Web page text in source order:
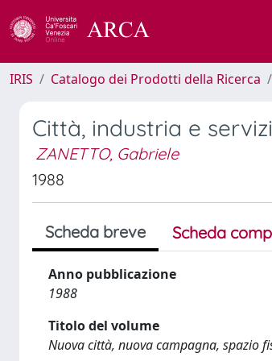
IRIS Catalogo dei Prodotti della Ricerca
Città, industria e
ZANETTO, Gabriele
1988
Scheda breve Scheda
Anno pubblicazione
1988
Titolo del volume
Nuova città, nuova campagna, spazio